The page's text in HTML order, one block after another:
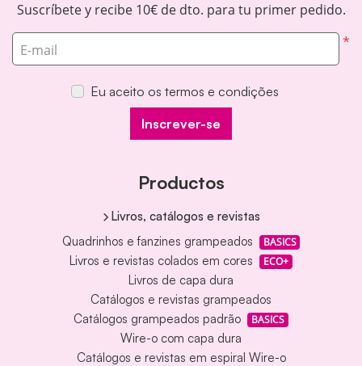
Suscríbete y recibe 10€ de dto. para tu primer pedido.
*
E-mail
Eu aceito os termos e condições
Inscrever-se
Productos
Livros, catálogos e revistas
Quadrinhos e fanzines grampeados
BASICS
Livros e revistas colados em cores ECO+
Livros de capa dura
Catálogos e revistas grampeados
Catálogos grampeados padrão
BASICS
Wire-o com capa dura
Catálogos e revistas em espiral Wire-o